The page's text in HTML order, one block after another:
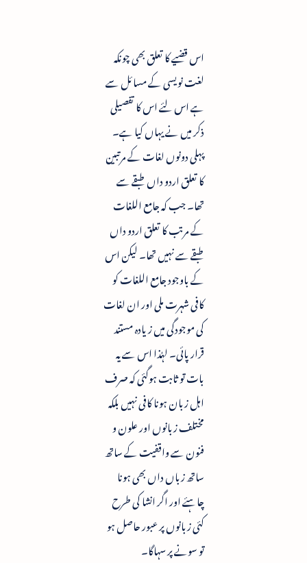
اس قضیے کا تعلق بھی چونکہ
لغت نویسی کے مسائل سے
ہے اس لئے اس کا تفصیلی
ذکر میں نے یہاں کیا ہے۔
پہلی دونوں لغات کے مرتبین
کا تعلق اردو داں طبقے سے
تھا۔ جب کہ جامع اللغات
کے مرتب کا تعلق اردو داں
طبقے سے نہیں تھا۔ لیکن اس
کے باوجود جامع اللغات کو
کافی شہرت ملی اور ان لغات
کی موجودگی میں زیادہ مستند
قرار پائی۔ لہٰذا اس سے یہ
بات تو ثابت ہوگئی کہ صرف
اہل زبان ہونا کافی نہیں بلکہ
مختلف زبانوں اور علون و
فنون سے واقفیت کے ساتھ
ساتھ زباں داں بھی ہونا
چاہئے اور اگر انشا کی طرح
کئی زبانوں پر عبور حاصل ہو
تو سونے پر سہاگا۔